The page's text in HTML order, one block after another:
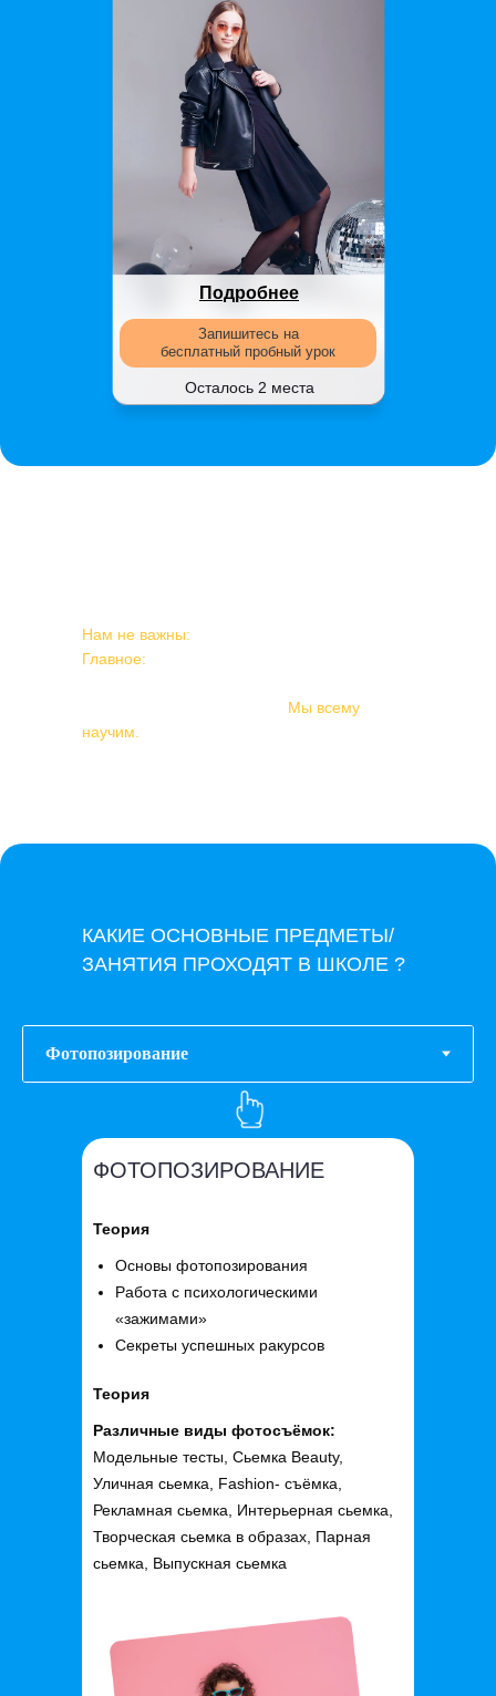
Нам не важны:
Главное:
Мы всему
научим.
Подробнее
Запишитесь на
бесплатный пробный урок
Осталось 2 места
КАКИЕ ОСНОВНЫЕ ПРЕДМЕТЫ/
ЗАНЯТИЯ ПРОХОДЯТ В ШКОЛЕ ?
ФОТОПОЗИРОВАНИЕ
Теория
Основы фотопозирования
Работа с психологическими
«зажимами»
Секреты успешных ракурсов
Теория
Различные виды фотосъёмок:
Модельные тесты, Сьемка Beauty,
Уличная сьемка, Fashion- съёмка,
Рекламная сьемка, Интерьерная сьемка,
Творческая сьемка в образах, Парная
сьемка, Выпускная сьемка